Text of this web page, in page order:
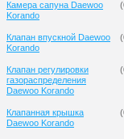
Камера сапуна Daewoo
Korando
(
Клапан впускной Daewoo
Korando
(
Клапан регулировки
газораспределения
Daewoo Korando
(
Клапанная крышка
Daewoo Korando
(